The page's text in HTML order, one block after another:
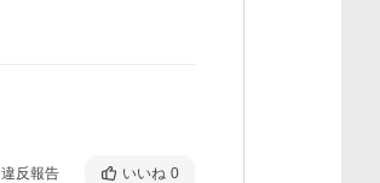
違反報告 いいね 0